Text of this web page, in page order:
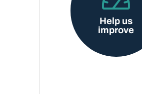
Help us
improve